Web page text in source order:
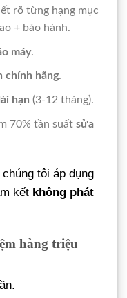
rõ từng hạng mục
+ bảo hành.
máy.
chính hãng.
hạn (3-12 tháng).
70% tần suất sửa
chúng tôi áp dụng
kết không phát
hàng triệu